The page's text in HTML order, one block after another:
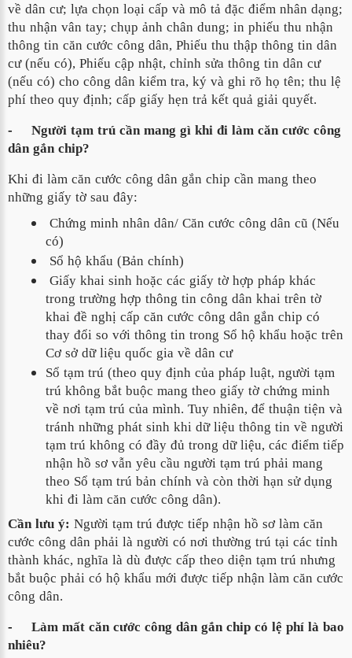
về dân cư; lựa chọn loại cấp và mô tả đặc điểm nhân dạng;
thu nhận vân tay; chụp ảnh chân dung; in phiếu thu nhận
thông tin căn cước công dân, Phiếu thu thập thông tin dân
cư (nếu có), Phiếu cập nhật, chỉnh sửa thông tin dân cư
(nếu có) cho công dân kiểm tra, ký và ghi rõ họ tên; thu lệ
phí theo quy định; cấp giấy hẹn trả kết quả giải quyết.
-
Người tạm trú cần mang gì khi đi làm căn cước công
dân gắn chip?
Khi đi làm căn cước công dân gắn chip cần mang theo
những giấy tờ sau đây:
Chứng minh nhân dân/ Căn cước công dân cũ (Nếu
có)
Sổ hộ khẩu (Bản chính)
Giấy khai sinh hoặc các giấy tờ hợp pháp khác
trong trường hợp thông tin công dân khai trên tờ
khai đề nghị cấp căn cước công dân gắn chip có
thay đổi so với thông tin trong Sổ hộ khẩu hoặc trên
Cơ sở dữ liệu quốc gia về dân cư
Sổ tạm trú (theo quy định của pháp luật, người tạm
trú không bắt buộc mang theo giấy tờ chứng minh
về nơi tạm trú của mình. Tuy nhiên, để thuận tiện và
tránh những phát sinh khi dữ liệu thông tin về người
tạm trú không có đầy đủ trong dữ liệu, các điểm tiếp
nhận hồ sơ vẫn yêu cầu người tạm trú phải mang
theo Sổ tạm trú bản chính và còn thời hạn sử dụng
khi đi làm căn cước công dân).
Cần lưu ý: Người tạm trú được tiếp nhận hồ sơ làm căn
cước công dân phải là người có nơi thường trú tại các tỉnh
thành khác, nghĩa là dù được cấp theo diện tạm trú nhưng
bắt buộc phải có hộ khẩu mới được tiếp nhận làm căn cước
công dân.
-
Làm mất căn cước công dân gắn chip có lệ phí là bao
nhiêu?